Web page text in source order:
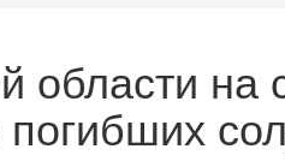
области
погибших